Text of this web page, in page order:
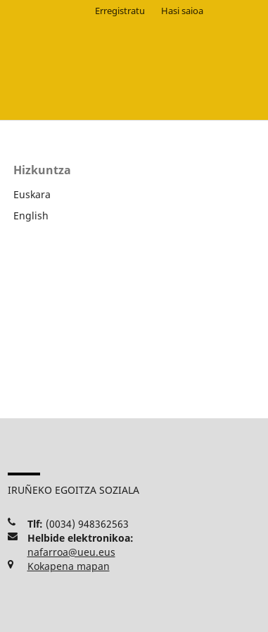
Erregistratu Hasi saioa
Hizkuntza
Euskara
English
IRUÑEKO EGOITZA SOZIALA
Tlf: (0034) 948362563
Helbide elektronikoa:
nafarroa@ueu.eus
Kokapena mapan